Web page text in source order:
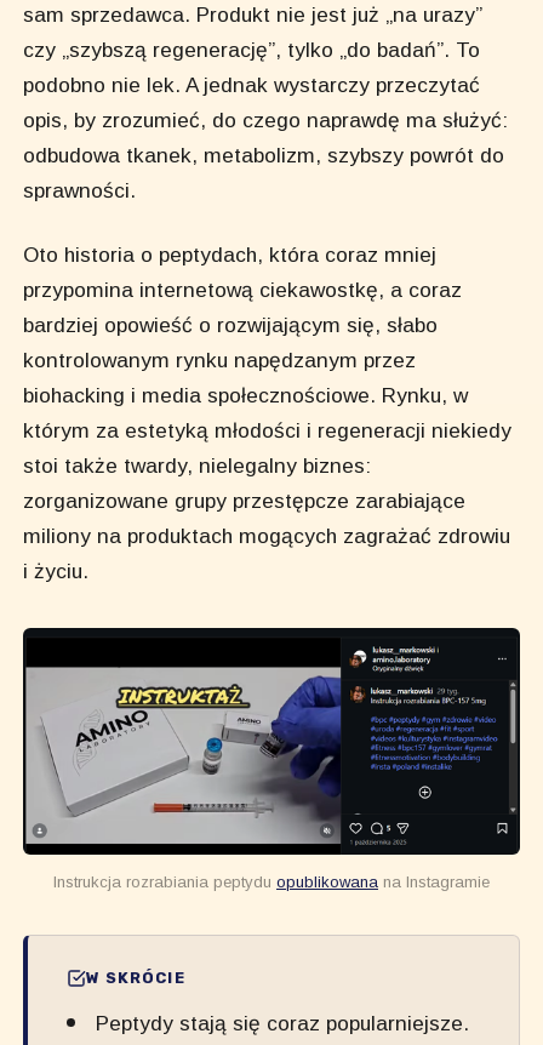
sam sprzedawca. Produkt nie jest już „na urazy”
czy „szybszą regenerację”, tylko „do badań”. To
podobno nie lek. A jednak wystarczy przeczytać
opis, by zrozumieć, do czego naprawdę ma służyć:
odbudowa tkanek, metabolizm, szybszy powrót do
sprawności.
Oto historia o peptydach, która coraz mniej
przypomina internetową ciekawostkę, a coraz
bardziej opowieść o rozwijającym się, słabo
kontrolowanym rynku napędzanym przez
biohacking i media społecznościowe. Rynku, w
którym za estetyką młodości i regeneracji niekiedy
stoi także twardy, nielegalny biznes:
zorganizowane grupy przestępcze zarabiające
miliony na produktach mogących zagrażać zdrowiu
i życiu.
Instrukcja rozrabiania peptydu opublikowana na Instagramie
W SKRÓCIE
Peptydy stają się coraz popularniejsze.